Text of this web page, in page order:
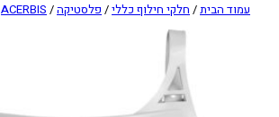
עמוד הבית/ חלקי חילוף כללי/ פלסטיקה/
ACERBIS